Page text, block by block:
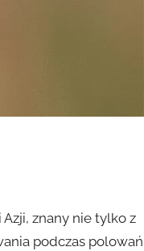
znany nie tylko z
podczas polowań